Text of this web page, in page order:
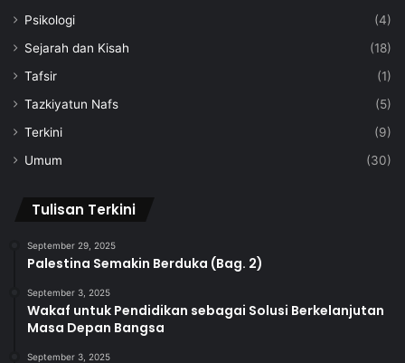
Psikologi
(4)
Sejarah dan Kisah
(18)
Tafsir
(1)
Tazkiyatun Nafs
(5)
Terkini
(9)
Umum
(30)
Tulisan Terkini
September 29, 2025
Palestina Semakin Berduka (Bag. 2)
September 3, 2025
Wakaf untuk Pendidikan sebagai Solusi Berkelanjutan
Masa Depan Bangsa
September 3, 2025